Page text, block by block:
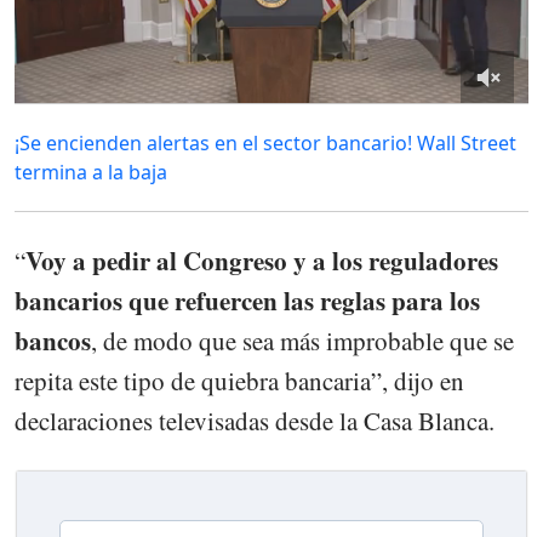
¡Se encienden alertas en el sector bancario! Wall Street
termina a la baja
“Voy a pedir al Congreso y a los reguladores
bancarios que refuercen las reglas para los
bancos, de modo que sea más improbable que se
repita este tipo de quiebra bancaria”, dijo en
declaraciones televisadas desde la Casa Blanca.